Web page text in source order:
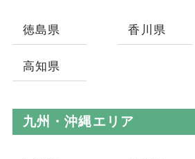
徳島県 香川県
高知県
九州・沖縄エリア